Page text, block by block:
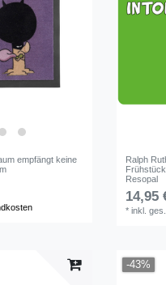
empfängt keine
Ralph
Resopal
14,95
*inkl.
-43%